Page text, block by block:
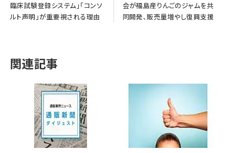
臨床試験登録システム」「コンソ
ルト声明」が重要視される理由
会が福島産りんごのジャムを共
同開発、販売量増やし復興支援
関連記事